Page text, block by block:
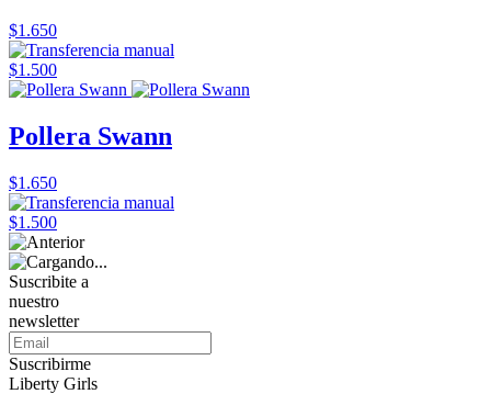
$1.650
$1.500
Pollera Swann
$1.650
$1.500
Suscribite a
nuestro
newsletter
Suscribirme
Liberty Girls